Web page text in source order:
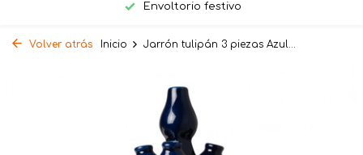
Envoltorio festivo
Volver atrás Inicio Jarrón tulipán 3 piezas Azul...